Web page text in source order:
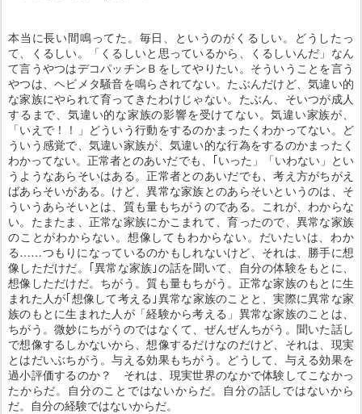
本当に長い間鳴ってた。毎日、というのがくるしい。どうしたっ
て、くるしい。「くるしいと思っているから、くるしいんだ」なん
て言うやつはデコパッチンＢをしてやりたい。そういうことを言う
やつは、ヘビメタ騒音を鳴らされてない。たぶんだけど、気違い的
な家族にやられて育ってきたわけじゃない。たぶん、そいつが成人
するまで、気違い的な家族の影響を受けてない。気違い家族が、
「いえで！！」どういう行動をするのかまったくわかってない。ど
ういう感覚で、気違い家族が、気違い的な行為をするのかまったく
わかってない。正常者とのあいだでも、｢いった」「いわない」とい
うようなあらそいはある。正常者とのあいだでも、考え方がちがえ
ばあらそいがある。けど、異常な家族とのあらそいというのは、そ
ういうあらそいとは、質も量もちがうのである。これが、わからな
い。たまたま、正常な家族にかこまれて、育ったので、異常な家族
のことがわからない。想像してもわからない。だいたいは、わか
る……つもりになっているのかもしれないけど、それは、勝手に想
像しただけだ。｢異常な家族｣の話を聞いて、自分の体験をもとに、
想像しただけだ。ちがう。質も量もちがう。正常な家族のもとに生
まれた人が｢想像して考える｣異常な家族のことと、実際に異常な家
族のもとに生まれた人が「経験から考える」異常な家族のことは、
ちがう。微妙にちがうのではなくて、ぜんぜんちがう。聞いた話し
で想像するしかないから、想像するだけなのだけど、それは、現実
とはだいぶちがう。与える効果もちがう。どうして、与える効果を
過小評価するのか？ それは、現実世界のなかで体験してこなかっ
たからだ。自分のことではないからだ。自分の話しではないから
だ。自分の経験ではないからだ。